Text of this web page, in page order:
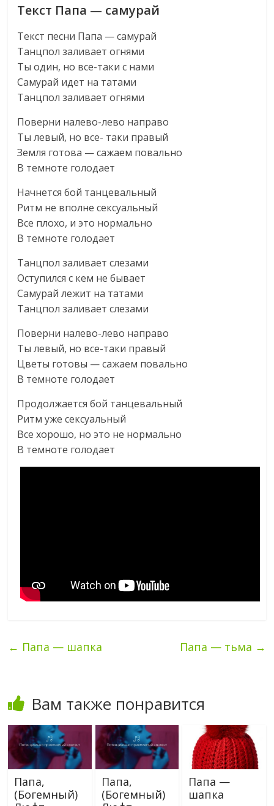
Текст Папа — самурай
Текст песни Папа — самурай
Танцпол заливает огнями
Ты один, но все-таки с нами
Самурай идет на татами
Танцпол заливает огнями
Поверни налево-лево направо
Ты левый, но все- таки правый
Земля готова — сажаем повально
В темноте голодает
Начнется бой танцевальный
Ритм не вполне сексуальный
Все плохо, и это нормально
В темноте голодает
Танцпол заливает слезами
Оступился с кем не бывает
Самурай лежит на татами
Танцпол заливает слезами
Поверни налево-лево направо
Ты левый, но все-таки правый
Цветы готовы — сажаем повально
В темноте голодает
Продолжается бой танцевальный
Ритм уже сексуальный
Все хорошо, но это не нормально
В темноте голодает
← Папа — шапка Папа — тьма →
Вам также понравится
Папа,
(Богемный)
Папа,
(Богемный)
Папа —
шапка